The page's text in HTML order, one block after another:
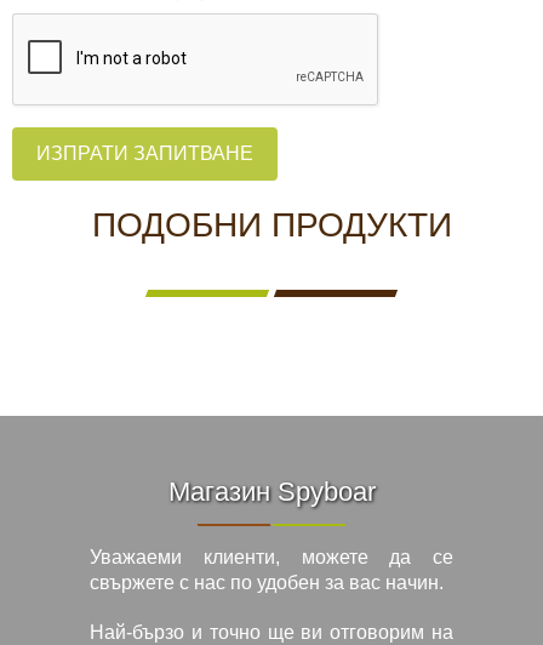
ИЗПРАТИ ЗАПИТВАНЕ
ПОДОБНИ ПРОДУКТИ
Магазин Spyboar
Уважаеми клиенти, можете да се
свържете с нас по удобен за вас начин.
Най-бързо и точно ще ви отговорим на